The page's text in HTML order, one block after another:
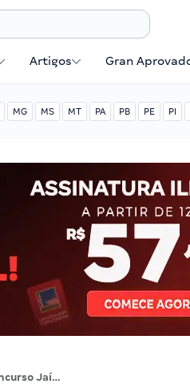
Artigos Gran
MG MS MT PA PB PE PI
Concurso Jaíba MG está temporariamente suspenso! Entenda